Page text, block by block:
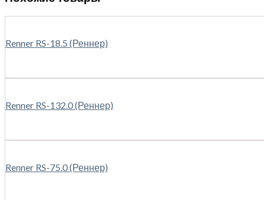
Renner RS-18.5 (Реннер)
Renner RS-132.0 (Реннер)
Renner RS-75.0 (Реннер)